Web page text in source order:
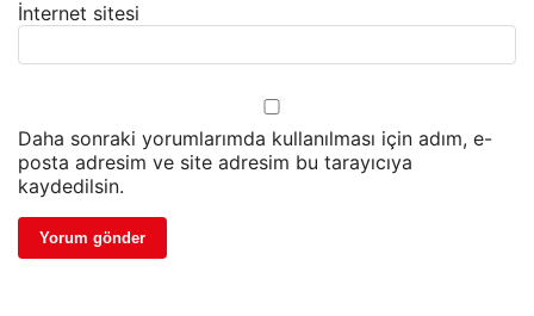
İnternet sitesi
Daha sonraki yorumlarımda kullanılması için adım, e-
posta adresim ve site adresim bu tarayıcıya
kaydedilsin.